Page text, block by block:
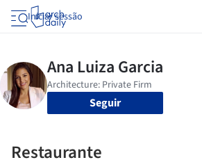
Iniciar sessão
Seguir
Restaurante